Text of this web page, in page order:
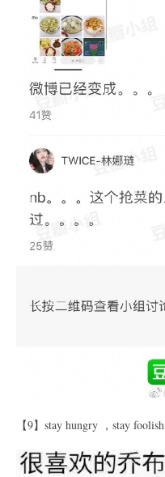
【9】stay hungry ，stay foolish